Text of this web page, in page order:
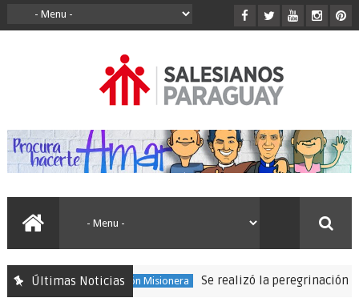
Últimas Noticias
150 Expedición Misionera Se realizó la peregrinación para